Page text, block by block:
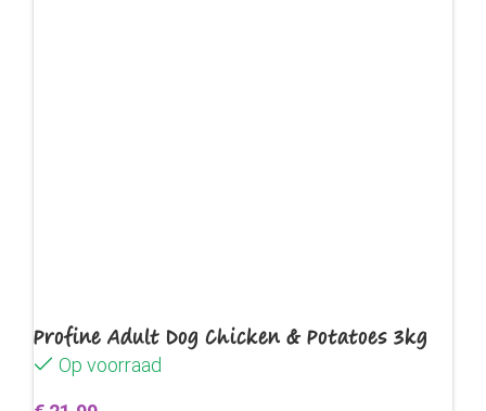
Profine Adult Dog Chicken & Potatoes 3kg
Op voorraad